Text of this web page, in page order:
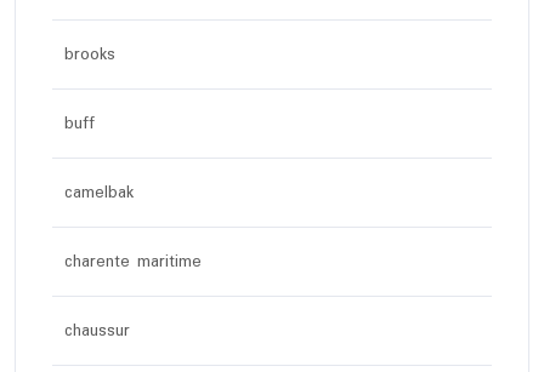
brooks
buff
camelbak
charente maritime
chaussur